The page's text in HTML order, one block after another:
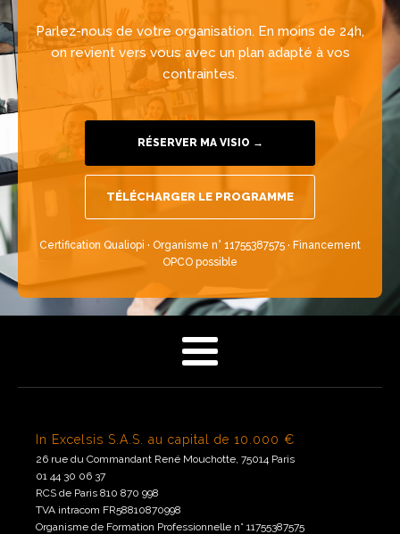
Parlez-nous de votre organisation. En moins de 24h,
on revient vers vous avec un plan adapté à vos
contraintes.
RÉSERVER MA VISIO →
TÉLÉCHARGER LE PROGRAMME
Certification Qualiopi · Organisme n° 11755387575 · Financement
OPCO possible
In Excelsis S.A.S. au capital de 10.000 €
26 rue du Commandant René Mouchotte, 75014 Paris
01 44 30 06 37
RCS de Paris 810 870 998
TVA intracom FR58810870998
Organisme de Formation Professionnelle n° 11755387575